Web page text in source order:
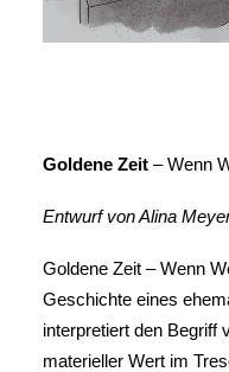
Goldene Zeit – Wenn
Entwurf von Alina
Goldene Zeit – Wenn
Geschichte eines
interpretiert den Begriff
materieller Wert im